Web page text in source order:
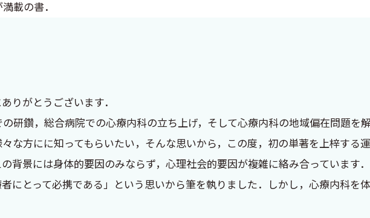
が、本書全体に一貫して流れている。
は精神疾患ではなく身体疾患である”（p.19）と強調される。過敏性腸症候群
載の書．
りがとうございます．
研鑽，総合病院での心療内科の立ち上げ，そして心療内科の地域偏在問題を
な方にに知ってもらいたい，そんな思いから，この度，初の単著を上梓する運
背景には身体的要因のみならず，心理社会的要因が複雑に絡み合っています
にとって必携である」という思いから筆を執りました．しかし，心療内科を